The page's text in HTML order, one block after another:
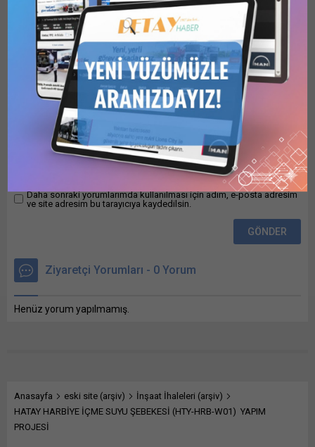
No : 2025/2019551 İhale
tarihi : 18.12.2025
10:00 Yaklaşık maliyet :
Bunu paylaş: X'te
paylaşmak için tıklayın (Yeni
pencerede açılır) X Linkedln
üzerinden paylaşmak için
tıklayın (Yeni pencerede
açılır) LinkedIn WhatsApp'ta
paylaşmak için tıklayın (Yeni
pencerede açılır) WhatsApp
Facebook'ta paylaşmak için
Bir Yorum Yazın
Daha sonraki yorumlarımda kullanılması için adım, e-posta adresim
ve site adresim bu tarayıcıya kaydedilsin.
Ziyaretçi Yorumları - 0 Yorum
Henüz yorum yapılmamış.
Anasayfa eski site (arşiv)
İnşaat İhaleleri (arşiv)
HATAY HARBİYE İÇME SUYU ŞEBEKESİ (HTY-HRB-W01) YAPIM
PROJESİ